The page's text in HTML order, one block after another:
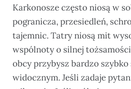
Karkonosze często niosą w
pogranicza, przesiedleń,
tajemnic. Tatry niosą mit
wspólnoty o silnej
obcy przybysz bardzo szybko
widocznym. Jeśli zadaje